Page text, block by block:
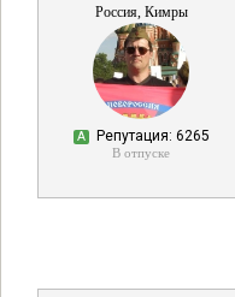
Россия, Кимры
А Репутация: 6265
В отпуске